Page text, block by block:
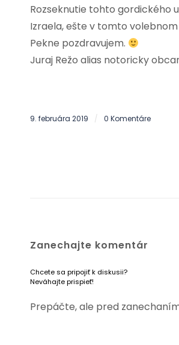
Rozseknutie tohto gordického
Izraela, ešte v tomto
Pekne pozdravujem.
Juraj Režo alias notoricky
9. februára 2019 / 0 Komentáre
Zanechajte komentár
Chcete sa pripojiť k diskusii?
Neváhajte prispieť!
Prepáčte, ale pred